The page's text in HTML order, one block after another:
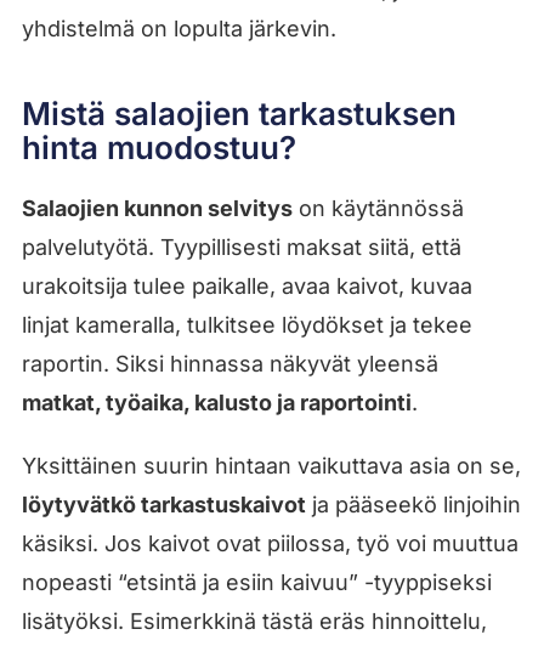
yhdistelmä on lopulta järkevin.
Mistä salaojien tarkastuksen
hinta muodostuu?
Salaojien kunnon selvityson käytännössä
palvelutyötä. Tyypillisesti maksat siitä, että
urakoitsija tulee paikalle, avaa kaivot, kuvaa
linjat kameralla, tulkitsee löydökset ja tekee
raportin. Siksi hinnassa näkyvät yleensä
matkat, työaika, kalusto ja raportointi.
Yksittäinen suurin hintaan vaikuttava asia on se,
löytyvätkö tarkastuskaivot ja pääseekö linjoihin
käsiksi. Jos kaivot ovat piilossa, työ voi muuttua
nopeasti “etsintä ja esiin kaivuu” -tyyppiseksi
lisätyöksi. Esimerkkinä tästä eräs hinnoittelu,